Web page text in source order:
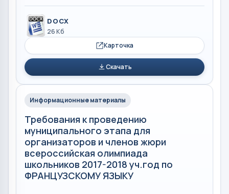
DOCX
26 Кб
Карточка
Скачать
Информационные материалы
Требования к проведению
муниципального этапа для
организаторов и членов жюри
всероссийская олимпиада
школьников 2017-2018 уч.год по
ФРАНЦУЗСКОМУ ЯЗЫКУ